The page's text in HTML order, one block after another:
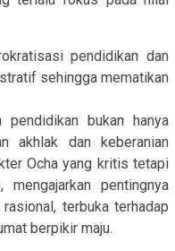
pendidikan dan
sehingga mematikan
pendidikan bukan hanya
akhlak dan keberanian
Ocha yang kritis tetapi
pentingnya
terbuka terhadap
berpikir maju.